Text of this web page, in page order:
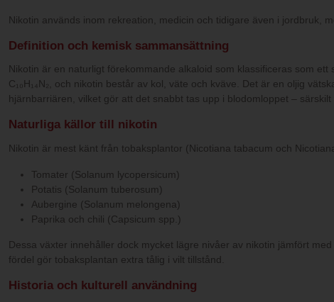
Nikotin används inom rekreation, medicin och tidigare även i jordbruk,
Definition och kemisk sammansättning
Nikotin är en naturligt förekommande alkaloid som klassificeras som
C₁₀H₁₄N₂, och nikotin består av kol, väte och kväve. Det är en oljig
hjärnbarriären, vilket gör att det snabbt tas upp i blodomloppet – särskilt
Naturliga källor till nikotin
Nikotin är mest känt från tobaksplantor (Nicotiana tabacum och
Tomater (Solanum lycopersicum)
Potatis (Solanum tuberosum)
Aubergine (Solanum melongena)
Paprika och chili (Capsicum spp.)
Dessa växter innehåller dock mycket lägre nivåer av nikotin jämfört
fördel gör tobaksplantan extra tålig i vilt tillstånd.
Historia och kulturell användning